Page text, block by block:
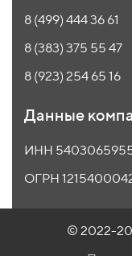
8 (499) 444 36 61
8 (383) 375 55 47
8 (923) 254 65 16
Данные
ИНН
ОГРН
© 2022-